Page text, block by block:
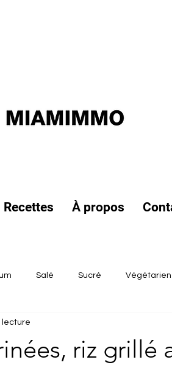
Recettes À propos
Salé Sucré Végétarien
Recette rapide
riz grillé
lecture